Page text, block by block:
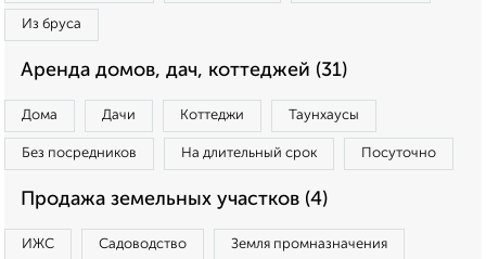
Из бруса
Аренда домов, дач, коттеджей (31)
Дома Дачи Коттеджи Таунхаусы
Без посредников На длительный срок Посуточно
Продажа земельных участков (4)
ИЖС Садоводство Земля промназначения